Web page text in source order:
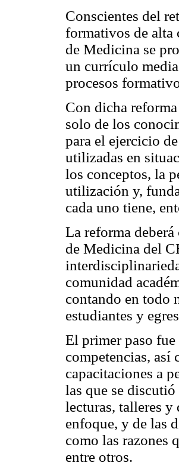
Conscientes del
formativos de alta
de Medicina se
un currículo
procesos
Con dicha
solo de los
para el ejercicio
utilizadas en
los conceptos, la
utilización y,
cada uno tiene,
La reforma
de Medicina del
comunidad
contando en todo
estudiantes y
El primer paso
competencias, así
capacitaciones a
las que se
lecturas, talleres y
enfoque, y de las
como las razones
entre otros.